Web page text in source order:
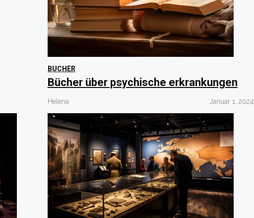
BUCHER
Bücher über psychische erkrankungen
Helena Januar 1, 2024